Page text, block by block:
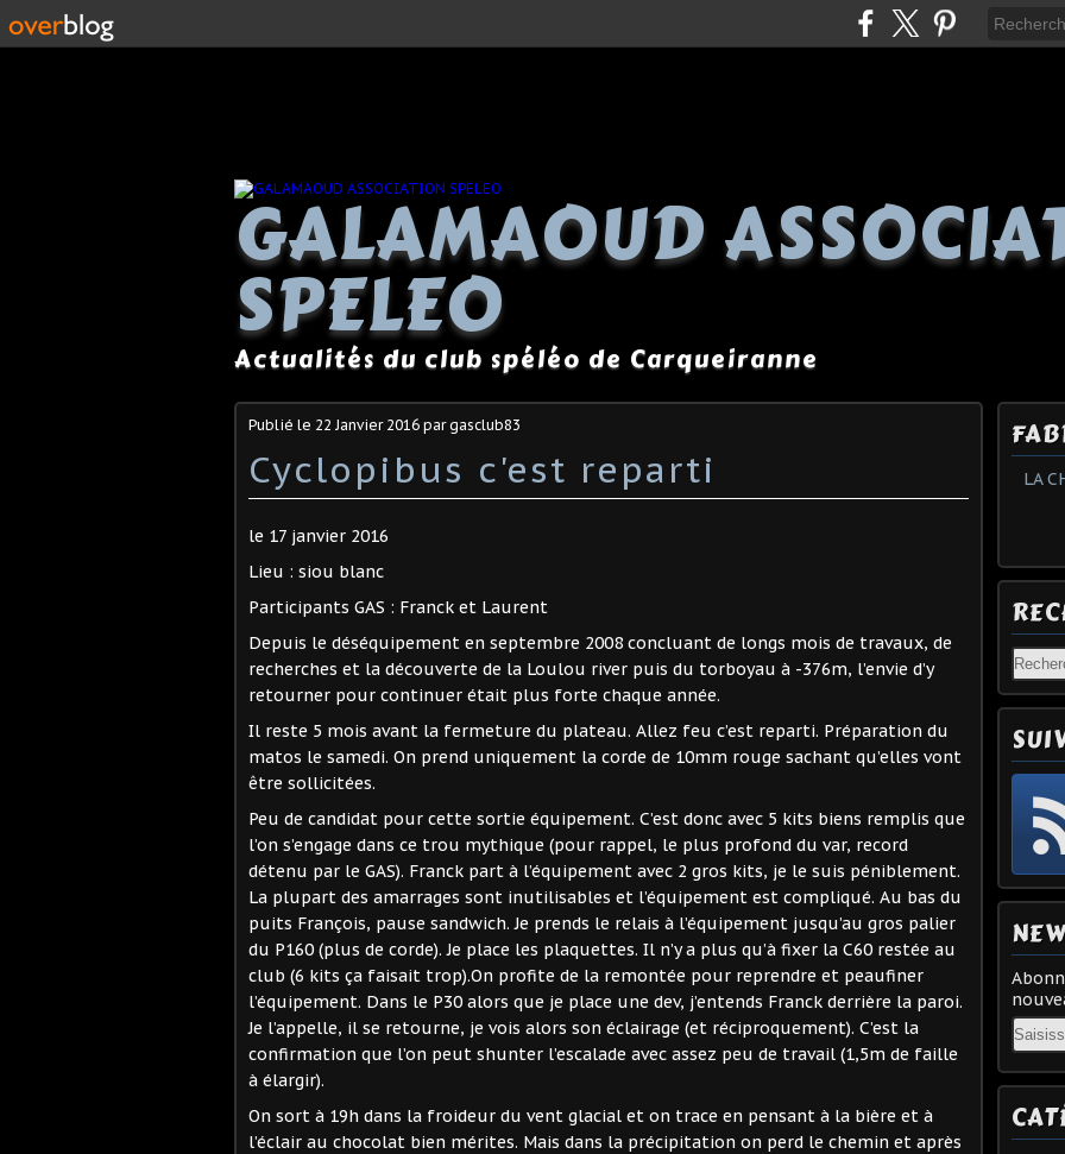
GALAMAOUD
SPELEO
Actualités du club spéléo de Carqueiranne
Publié le 22 Janvier 2016 par gasclub83
Cyclopibus c'est reparti
le 17 janvier 2016
Lieu : siou blanc
Participants GAS : Franck et Laurent
Depuis le déséquipement en septembre 2008 concluant de longs mois de travaux, de
recherches et la découverte de la Loulou river puis du torboyau à -376m, l’envie d’y
retourner pour continuer était plus forte chaque année.
Il reste 5 mois avant la fermeture du plateau. Allez feu c’est reparti. Préparation du
matos le samedi. On prend uniquement la corde de 10mm rouge sachant qu’elles vont
être sollicitées.
Peu de candidat pour cette sortie équipement. C’est donc avec 5 kits biens remplis que
l’on s’engage dans ce trou mythique (pour rappel, le plus profond du var, record
détenu par le GAS). Franck part à l’équipement avec 2 gros kits, je le suis péniblement.
La plupart des amarrages sont inutilisables et l’équipement est compliqué. Au bas du
puits François, pause sandwich. Je prends le relais à l’équipement jusqu’au gros palier
du P160 (plus de corde). Je place les plaquettes. Il n’y a plus qu’à fixer la C60 restée au
club (6 kits ça faisait trop).On profite de la remontée pour reprendre et peaufiner
l’équipement. Dans le P30 alors que je place une dev, j’entends Franck derrière la paroi.
Je l’appelle, il se retourne, je vois alors son éclairage (et réciproquement). C’est la
confirmation que l’on peut shunter l’escalade avec assez peu de travail (1,5m de faille
à élargir).
On sort à 19h dans la froideur du vent glacial et on trace en pensant à la bière et à
l’éclair au chocolat bien mérites. Mais dans la précipitation on perd le chemin et après
LA
Email